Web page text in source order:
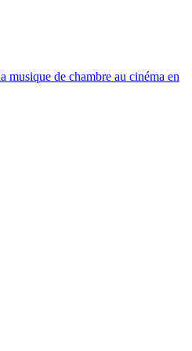
musique de chambre au cinéma en